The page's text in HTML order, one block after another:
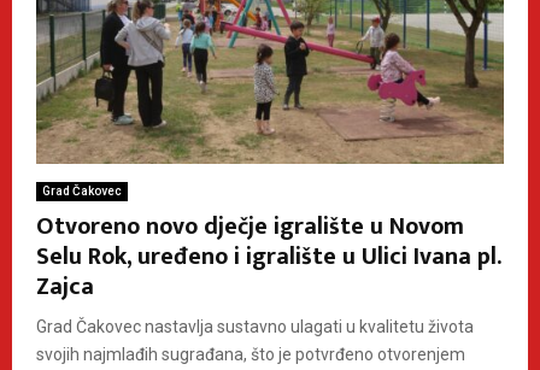
Grad Čakovec
Otvoreno novo dječje igralište u Novom
Selu Rok, uređeno i igralište u Ulici Ivana pl.
Zajca
Grad Čakovec nastavlja sustavno ulagati u kvalitetu života
svojih najmlađih sugrađana, što je potvrđeno otvorenjem